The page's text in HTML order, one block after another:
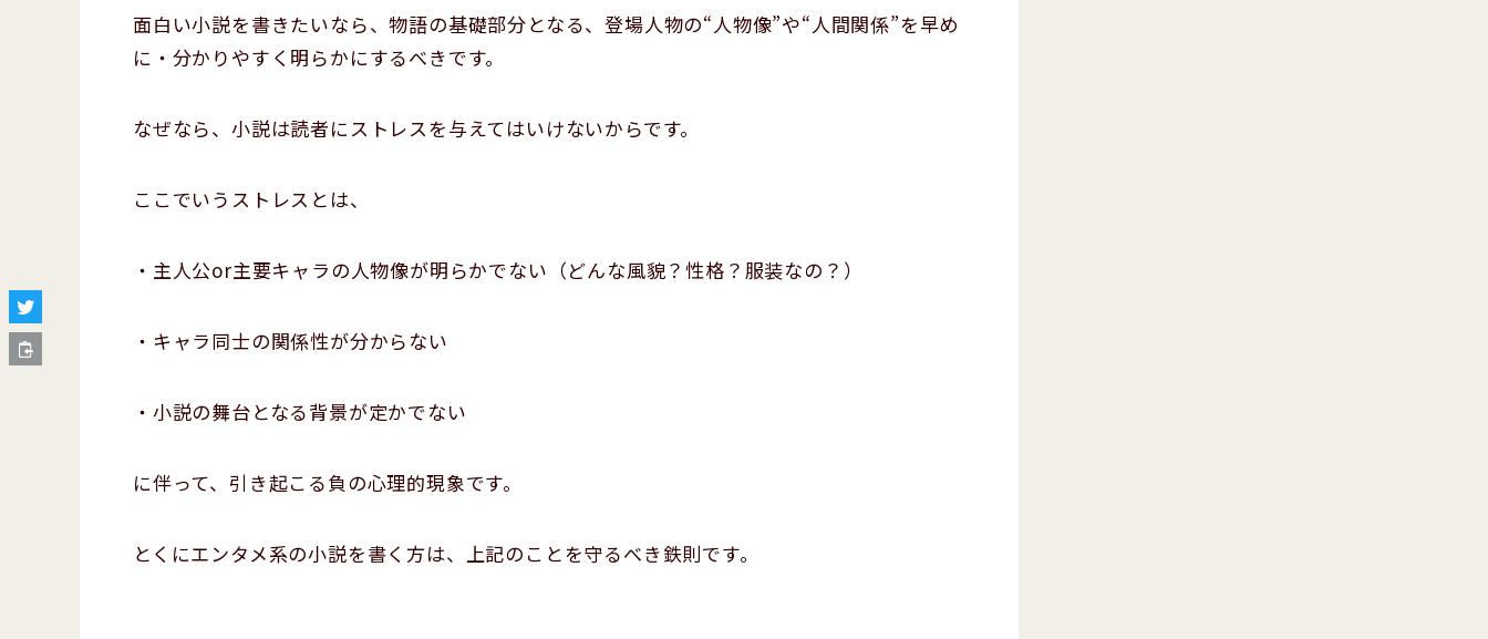
面白い小説を書きたいなら、物語の基礎部分となる、登場人物の“人物像”や“人間関係”を早め
に・分かりやすく明らかにするべきです。
なぜなら、小説は読者にストレスを与えてはいけないからです。
ここでいうストレスとは、
・主人公or主要キャラの人物像が明らかでない（どんな風貌？性格？服装なの？）
・キャラ同士の関係性が分からない
・小説の舞台となる背景が定かでない
に伴って、引き起こる負の心理的現象です。
とくにエンタメ系の小説を書く方は、上記のことを守るべき鉄則です。